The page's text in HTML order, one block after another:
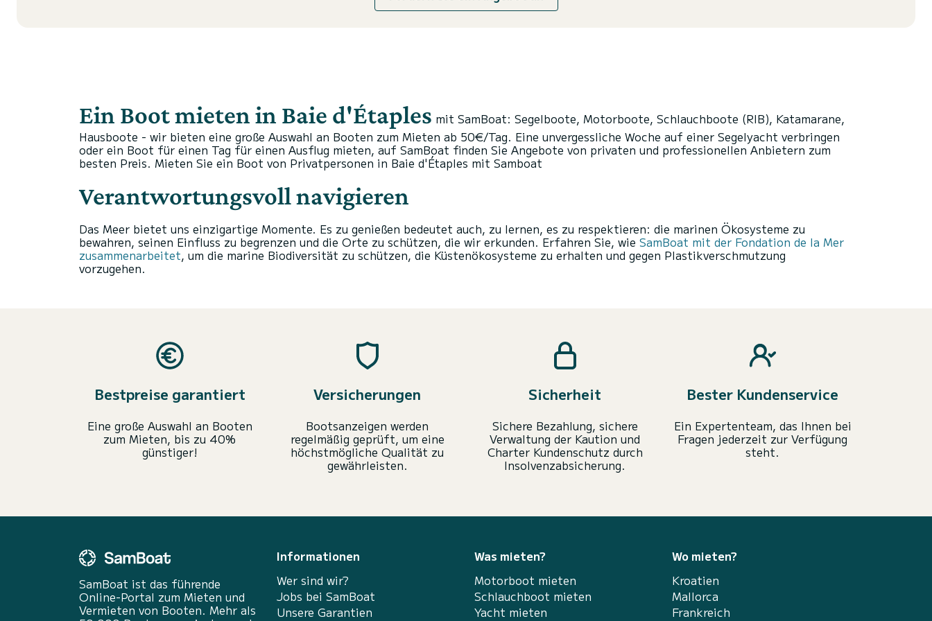
Ein Boot mieten in Baie d'Étaples mit SamBoat: Segelboote, Motorboote, Schlauchboote (RIB), Katamarane,
Hausboote - wir bieten eine große Auswahl an Booten zum Mieten ab 50€/Tag. Eine unvergessliche Woche auf einer Segelyacht verbringen
oder ein Boot für einen Tag für einen Ausflug mieten, auf SamBoat finden Sie Angebote von privaten und professionellen Anbietern zum
besten Preis. Mieten Sie ein Boot von Privatpersonen in Baie d'Étaples mit Samboat
Verantwortungsvoll navigieren
Das Meer bietet uns einzigartige Momente. Es zu genießen bedeutet auch, zu lernen, es zu respektieren: die marinen Ökosysteme zu
bewahren, seinen Einfluss zu begrenzen und die Orte zu schützen, die wir erkunden. Erfahren Sie, wie SamBoat mit der Fondation de la Mer
zusammenarbeitet, um die marine Biodiversität zu schützen, die Küstenökosysteme zu erhalten und gegen Plastikverschmutzung
vorzugehen.
Bestpreise garantiert
Eine große Auswahl an Booten
zum Mieten, bis zu 40%
günstiger!
Versicherungen
Bootsanzeigen werden
regelmäßig geprüft, um eine
höchstmögliche Qualität zu
gewährleisten.
Sicherheit
Sichere Bezahlung, sichere
Verwaltung der Kaution und
Charter Kundenschutz durch
Insolvenzabsicherung.
Bester Kundenservice
Ein Expertenteam, das Ihnen bei
Fragen jederzeit zur Verfügung
steht.
SamBoat ist das führende
Online-Portal zum Mieten und
Vermieten von Booten. Mehr als
Informationen
Wer sind wir?
Jobs bei SamBoat
Unsere Garantien
Was mieten?
Motorboot mieten
Schlauchboot mieten
Yacht mieten
Wo mieten?
Kroatien
Mallorca
Frankreich